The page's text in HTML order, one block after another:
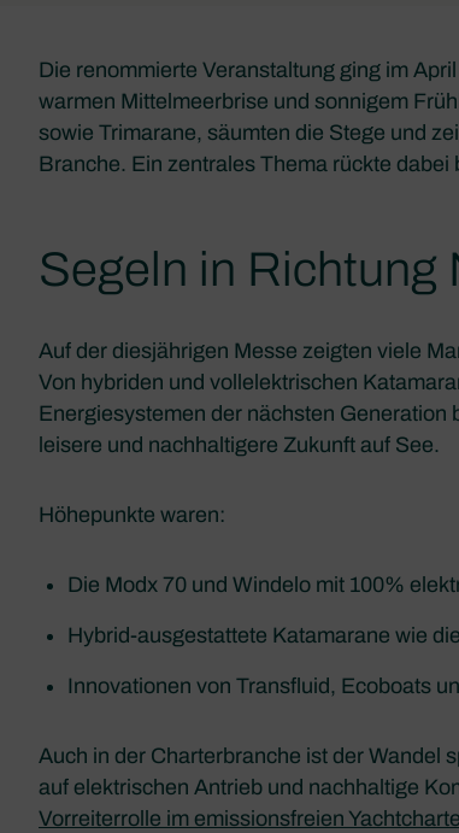
Die renommierte Veranstaltung ging im
warmen Mittelmeerbrise und sonnigem
sowie Trimarane, säumten die Stege und
Branche. Ein zentrales Thema rückte
Segeln in Richtung
Auf der diesjährigen Messe zeigten viele
Von hybriden und vollelektrischen
Energiesystemen der nächsten Generation
leisere und nachhaltigere Zukunft auf See.
Höhepunkte waren:
Die Modx 70 und Windelo mit 100%
Hybrid-ausgestattete Katamarane wie
Innovationen von Transfluid, Ecoboats
Auch in der Charterbranche ist der Wandel
auf elektrischen Antrieb und nachhaltige
Vorreiterrolle im emissionsfreien